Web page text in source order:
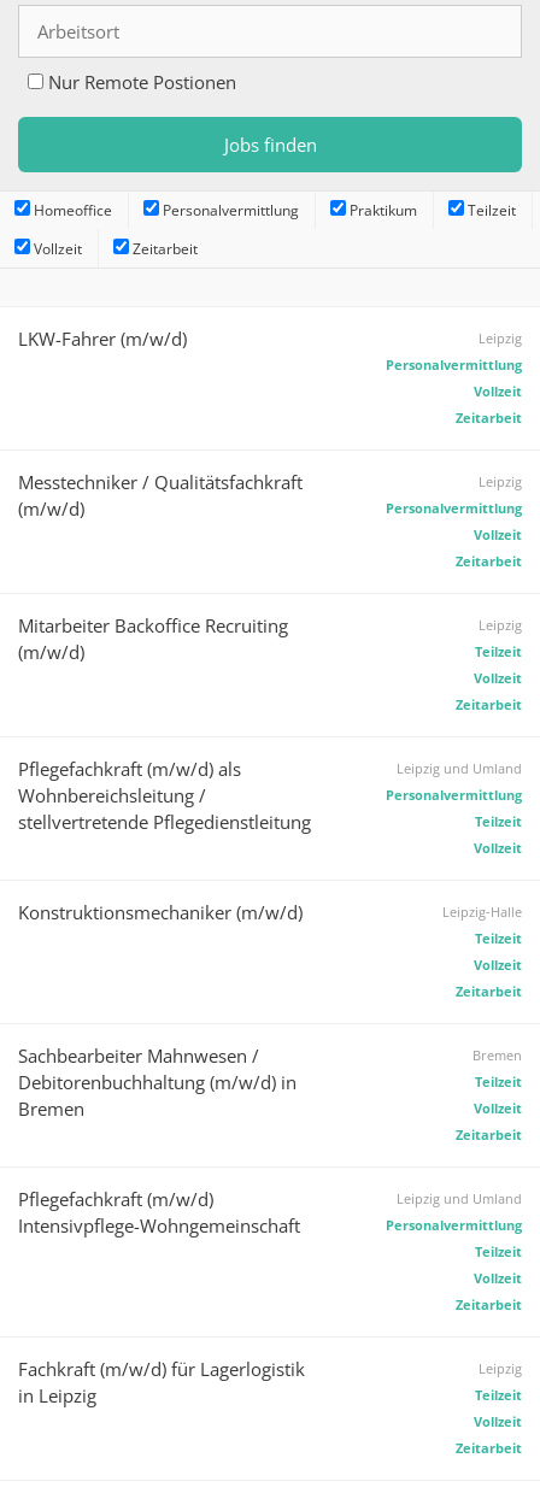
Nur Remote Postionen
Homeoffice Personalvermittlung Praktikum
Teilzeit
Vollzeit
Zeitarbeit
LKW-Fahrer (m/w/d)
Leipzig
Personalvermittlung
Vollzeit
Zeitarbeit
Messtechniker / Qualitätsfachkraft
(m/w/d)
Leipzig
Personalvermittlung
Vollzeit
Zeitarbeit
Mitarbeiter Backoffice Recruiting
(m/w/d)
Leipzig
Teilzeit
Vollzeit
Zeitarbeit
Pflegefachkraft (m/w/d) als
Wohnbereichsleitung /
stellvertretende Pflegedienstleitung
Leipzig und Umland
Personalvermittlung
Teilzeit
Vollzeit
Konstruktionsmechaniker (m/w/d)
Leipzig-Halle
Teilzeit
Vollzeit
Zeitarbeit
Sachbearbeiter Mahnwesen /
Debitorenbuchhaltung (m/w/d) in
Bremen
Bremen
Teilzeit
Vollzeit
Zeitarbeit
Pflegefachkraft (m/w/d)
Intensivpflege-Wohngemeinschaft
Leipzig und Umland
Personalvermittlung
Teilzeit
Vollzeit
Zeitarbeit
Fachkraft (m/w/d) für Lagerlogistik
in Leipzig
Leipzig
Teilzeit
Vollzeit
Zeitarbeit